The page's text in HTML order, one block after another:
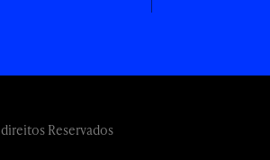
Reservados